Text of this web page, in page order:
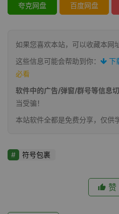
夸克网盘 百度网盘
如果您喜欢本站，可以收藏本网
这些信息可能会帮助到你：
下
必看
软件中的广告/弹窗/群号等信息
当受骗！
本站软件全都是免费分享，仅供
符号包裹
赞